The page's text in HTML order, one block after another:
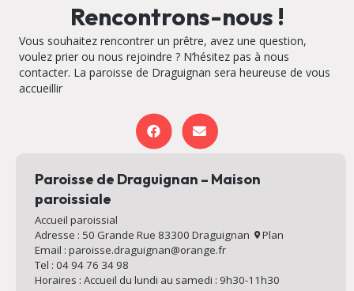
Rencontrons-nous !
Vous souhaitez rencontrer un prêtre, avez une question,
voulez prier ou nous rejoindre ? N’hésitez pas à nous
contacter. La paroisse de Draguignan sera heureuse de vous
accueillir
Paroisse de Draguignan – Maison
paroissiale
Accueil paroissial
Adresse : 50 Grande Rue 83300 Draguignan
Plan
Email : paroisse.draguignan@orange.fr
Tel : 04 94 76 34 98
Horaires : Accueil du lundi au samedi : 9h30-11h30